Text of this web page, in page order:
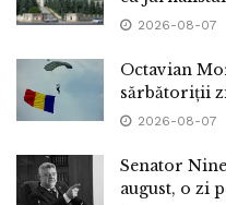
2026-08-07
Octavian
sărbătoriții
2026-08-07
Senator
august, o zi